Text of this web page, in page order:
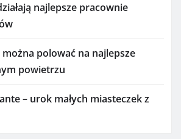
najlepsze pracownie
polować na najlepsze
powietrzu
– urok małych miasteczek z